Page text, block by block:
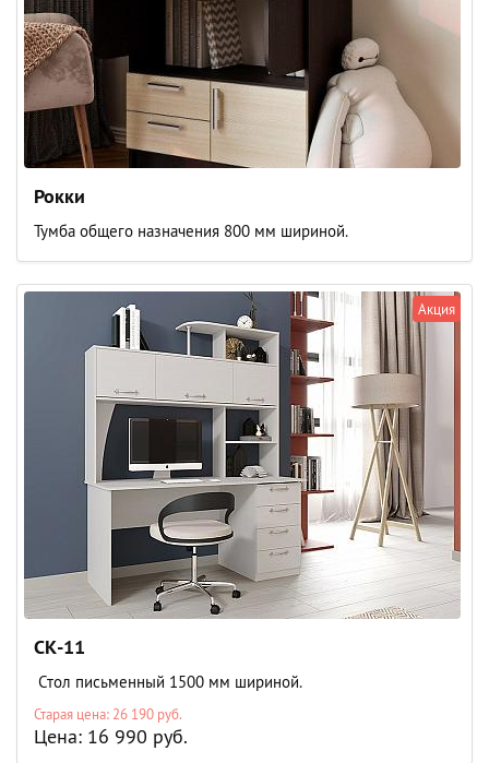
Рокки
Тумба общего назначения 800 мм шириной.
СК-11
Стол письменный 1500 мм шириной.
Старая цена: 26 190 руб.
Цена: 16 990 руб.
Акция